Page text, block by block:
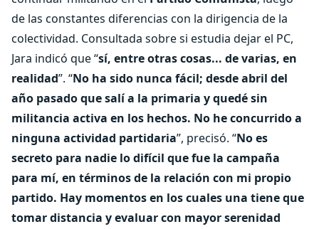
de las constantes diferencias con la dirigencia de la
colectividad. Consultada sobre si estudia dejar el PC,
Jara indicó que “sí, entre otras cosas... de varias, en
realidad”. “No ha sido nunca fácil; desde abril del
año pasado que salí a la primaria y quedé sin
militancia activa en los hechos. No he concurrido a
ninguna actividad partidaria”, precisó. “No es
secreto para nadie lo difícil que fue la campaña
para mí, en términos de la relación con mi propio
partido. Hay momentos en los cuales una tiene que
tomar distancia y evaluar con mayor serenidad